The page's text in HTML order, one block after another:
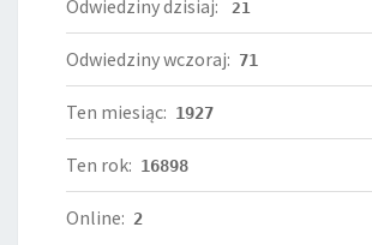
Odwiedziny dzisiaj: 21
Odwiedziny wczoraj: 71
Ten miesiąc: 1927
Ten rok: 16898
Online: 2